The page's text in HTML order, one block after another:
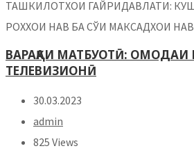
ТАШКИЛОТХОИ ГАЙРИДАВЛАТИ:
РОХХОИ НАВ БА СЎИ МАКСАДХОИ
ВАРАҚАИ МАТБУОТӢ:
ТЕЛЕВИЗИОНӢ
30.03.2023
admin
825 Views